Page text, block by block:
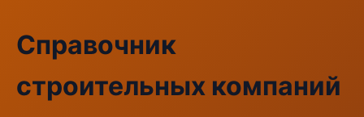
Справочник
строительных компаний